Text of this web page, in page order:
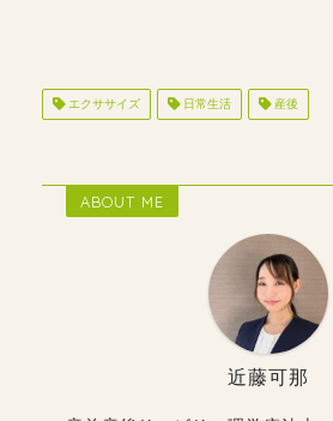
エクササイズ 日常生活 産後
ABOUT ME
近藤可那